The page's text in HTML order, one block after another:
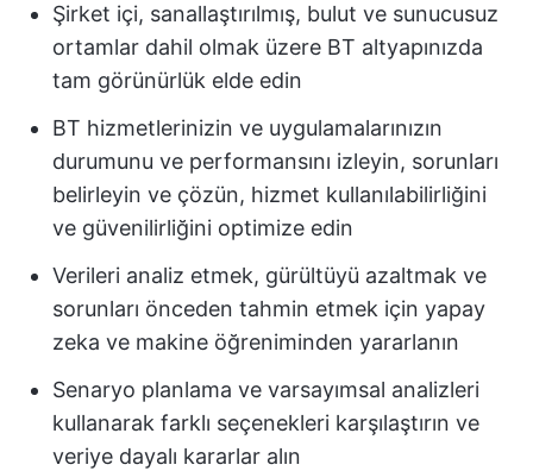
Şirket içi, sanallaştırılmış, bulut ve sunucusuz
ortamlar dahil olmak üzere BT altyapınızda
tam görünürlük elde edin
BT hizmetlerinizin ve uygulamalarınızın
durumunu ve performansını izleyin, sorunları
belirleyin ve çözün, hizmet kullanılabilirliğini
ve güvenilirliğini optimize edin
Verileri analiz etmek, gürültüyü azaltmak ve
sorunları önceden tahmin etmek için yapay
zeka ve makine öğreniminden yararlanın
Senaryo planlama ve varsayımsal analizleri
kullanarak farklı seçenekleri karşılaştırın ve
veriye dayalı kararlar alın